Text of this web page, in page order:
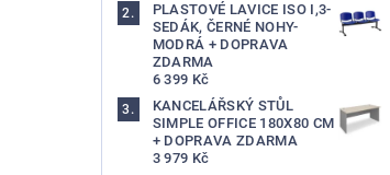
PLASTOVÉ LAVICE ISO I,3-
SEDÁK, ČERNÉ NOHY-
MODRÁ + DOPRAVA
ZDARMA
6 399 Kč
KANCELÁŘSKÝ STŮL
SIMPLE OFFICE 180X80 CM
+ DOPRAVA ZDARMA
3 979 Kč